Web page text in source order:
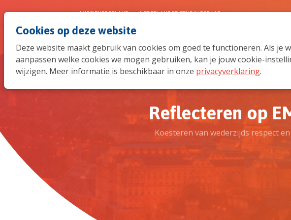
Cookies op deze website
Deze website maakt gebruik van cookies om goed te functioneren. Als je
aanpassen welke cookies we mogen gebruiken, kan je jouw cookie-
wijzigen. Meer informatie is beschikbaar in onze privacyverklaring.
MISSIENEDERLAND NEDERLANDSE ZENDINGSRAAD
Reflecteren op
Koesteren van wederzijds respect